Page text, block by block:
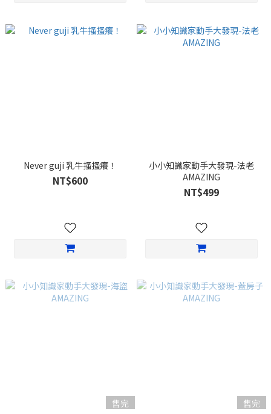
Never guji 乳牛搔搔癢！
NT$600
小小知識家動手大發現-法老
AMAZING
NT$499
售完
售完